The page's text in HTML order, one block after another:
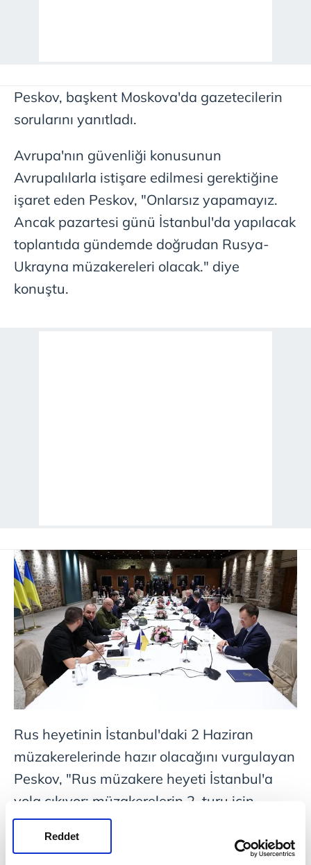
Reddet
Peskov, başkent Moskova'da gazetecilerin
sorularını yanıtladı.
Avrupa'nın güvenliği konusunun
Avrupalılarla istişare edilmesi gerektiğine
işaret eden Peskov, "Onlarsız yapamayız.
Ancak pazartesi günü İstanbul'da yapılacak
toplantıda gündemde doğrudan Rusya-
Ukrayna müzakereleri olacak." diye
konuştu.
Rus heyetinin İstanbul'daki 2 Haziran
müzakerelerinde hazır olacağını vurgulayan
Peskov, "Rus müzakere heyeti İstanbul'a
yola çıkıyor; müzakerelerin 2. turu için
pazartesi sabahı hazır olacaklar." ifadesini
kullandı.